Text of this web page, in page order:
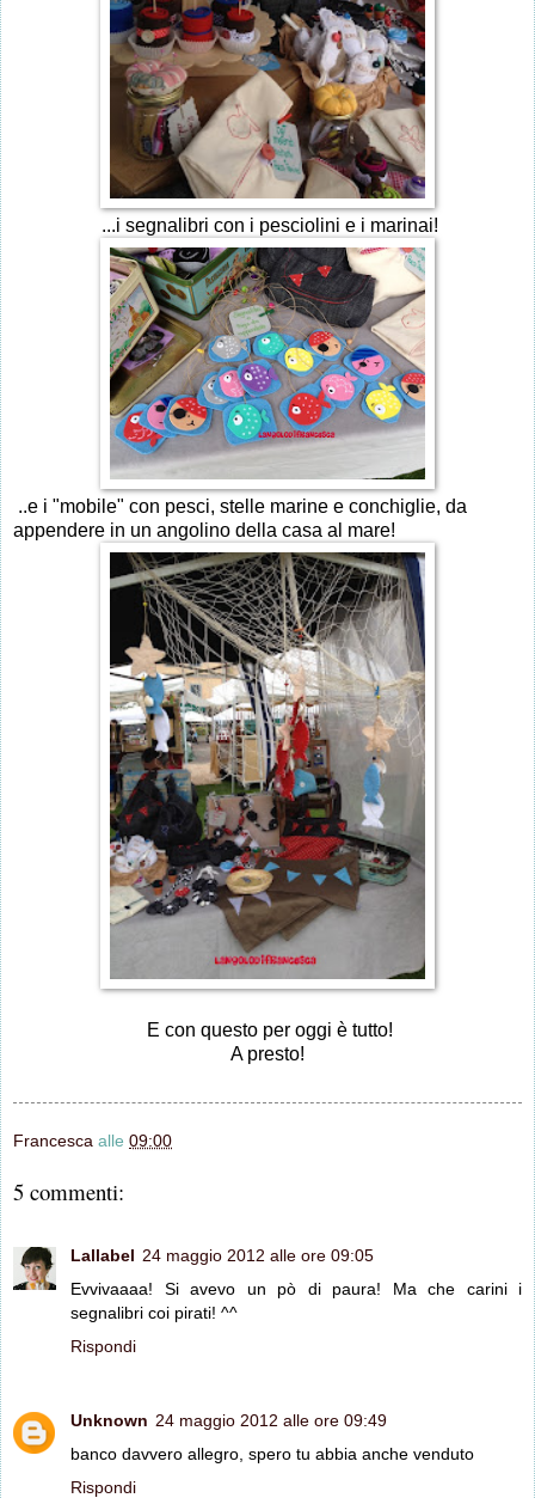
...i segnalibri con i pesciolini e i marinai!
..e i "mobile" con pesci, stelle marine e conchiglie, da
appendere in un angolino della casa al mare!
E con questo per oggi è tutto!
A presto!
Francesca alle 09:00
5 commenti:
Lallabel 24 maggio 2012 alle ore 09:05
Evvivaaaa! Si avevo un pò di paura! Ma che carini i
segnalibri coi pirati! ^^
Rispondi
Unknown 24 maggio 2012 alle ore 09:49
banco davvero allegro, spero tu abbia anche venduto
Rispondi